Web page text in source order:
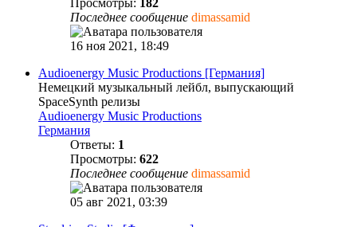
Последнее сообщение dimassamid
16 ноя 2021, 18:49
Audioenergy Music Productions [Германия]
Немецкий музыкальный лейбл, выпускающий
SpaceSynth релизы
Audioenergy Music Productions
Германия
Ответы: 1
Просмотры: 622
Последнее сообщение dimassamid
05 авг 2021, 03:39